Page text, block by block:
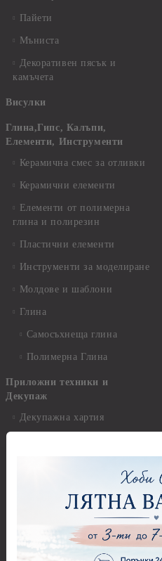
Пайети
Мъниста
Декоративен пясък и
камъчета
Висулки
Глина,Гипс, Калъпи,
Елементи, Инструменти
Керамична смес за отливки
Керамични елементи
Елементи от полимерна
глина и полирезин
Пластични елементи
Инструменти за моделиране
Молдове и шаблони
Глина
Самосъхнеща глина
Полимерна Глина
Приложни техники и
Декупаж
Декупажна хартия
хартия А4 - Alchemy of Art -
А4 - Itd. Collection - 25-30
Фина оризова декупажна
хартия Stamperia - 21 х